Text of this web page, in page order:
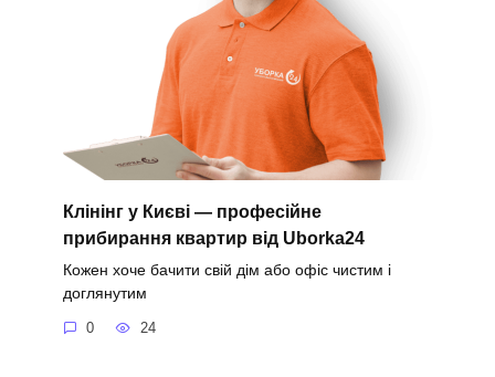
Клінінг у Києві — професійне
прибирання квартир від Uborka24
Кожен хоче бачити свій дім або офіс чистим і
доглянутим
0 24